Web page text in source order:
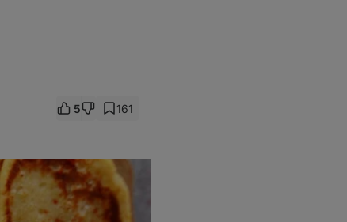
5 161